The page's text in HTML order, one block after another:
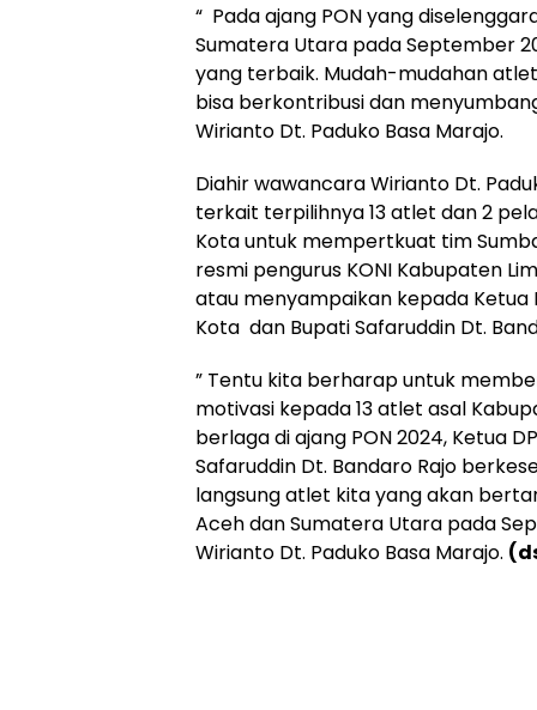
“ Pada ajang PON yang
Sumatera Utara pada September
yang terbaik. Mudah-mudahan
bisa berkontribusi dan
Wirianto Dt. Paduko Basa Marajo.
Diahir wawancara Wirianto Dt.
terkait terpilihnya 13 atlet dan 2
Kota untuk mempertkuat tim
resmi pengurus KONI Kabupaten
atau menyampaikan kepada Ketua
Kota dan Bupati Safaruddin Dt.
” Tentu kita berharap untuk
motivasi kepada 13 atlet asal
berlaga di ajang PON 2024, Ketua
Safaruddin Dt. Bandaro Rajo
langsung atlet kita yang akan
Aceh dan Sumatera Utara pada
Wirianto Dt. Paduko Basa Marajo.